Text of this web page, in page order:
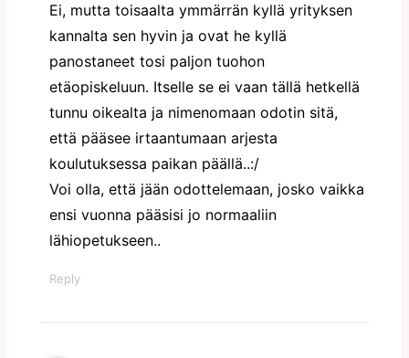
Ei, mutta toisaalta ymmärrän kyllä yrityksen
kannalta sen hyvin ja ovat he kyllä
panostaneet tosi paljon tuohon
etäopiskeluun. Itselle se ei vaan tällä hetkellä
tunnu oikealta ja nimenomaan odotin sitä,
että pääsee irtaantumaan arjesta
koulutuksessa paikan päällä..:/
Voi olla, että jään odottelemaan, josko vaikka
ensi vuonna pääsisi jo normaaliin
lähiopetukseen..
Reply